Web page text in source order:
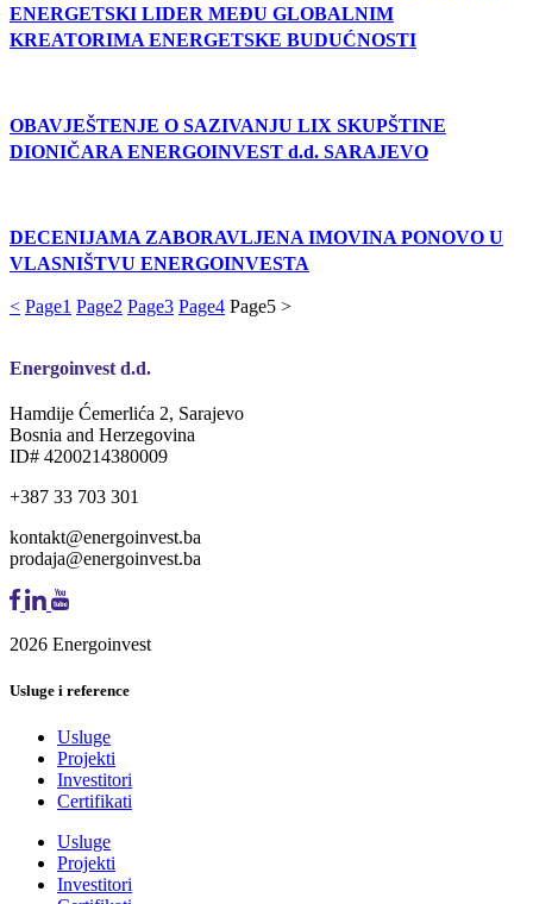
ENERGETSKI LIDER MEĐU GLOBALNIM
KREATORIMA ENERGETSKE BUDUĆNOSTI
OBAVJEŠTENJE O SAZIVANJU LIX SKUPŠTINE
DIONIČARA ENERGOINVEST d.d. SARAJEVO
DECENIJAMA ZABORAVLJENA IMOVINA PONOVO U
VLASNIŠTVU ENERGOINVESTA
< Page1 Page2 Page3 Page4 Page5 >
Energoinvest d.d.
Hamdije Ćemerlića 2, Sarajevo
Bosnia and Herzegovina
ID# 4200214380009
+387 33 703 301
kontakt@energoinvest.ba
prodaja@energoinvest.ba
2026 Energoinvest
Usluge i reference
Usluge
Projekti
Investitori
Certifikati
Usluge
Projekti
Investitori